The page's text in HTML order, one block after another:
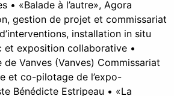
• «Balade à l’autre», Agora
gestion de projet et commissariat
installation in situ
et exposition collaborative •
de Vanves (Vanves) Commissariat
et co-pilotage de l’expo-
Bénédicte Estripeau • «La